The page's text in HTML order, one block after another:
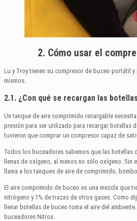
2. Cómo usar el
Lu y Troy tienen su compresor de buceo portátil
mismos.
2.1. ¿Con qué se recargan las
Un tanque de aire comprimido recargable
presión para ser utilizado para recargar botellas
tuvieron que comprar un compresor capaz de
Todos los buceadores sabemos que las botellas
llenas de oxígeno, al menos no sólo oxígeno. Sin
llama a los tanques de aire de comprimido,
El aire comprimido de buceo es una mezcla que
nitrógeno y 1% de trazas de otros gases. Como
llenar botellas de buceo toma el aire del
buceadores Nitrox.